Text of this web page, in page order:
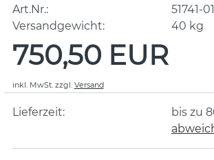
Art.Nr.:
51741-01
Versandgewicht:
40 kg
750,50 EUR
inkl. MwSt.zzgl. Versand
Lieferzeit: bis zu